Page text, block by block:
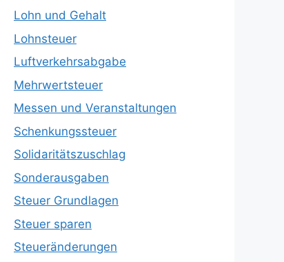
Lohn und Gehalt
Lohnsteuer
Luftverkehrsabgabe
Mehrwertsteuer
Messen und Veranstaltungen
Schenkungssteuer
Solidaritätszuschlag
Sonderausgaben
Steuer Grundlagen
Steuer sparen
Steueränderungen